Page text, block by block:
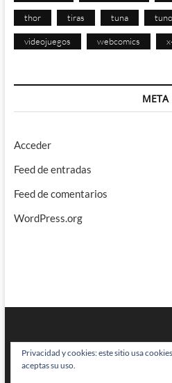
thor tiras tuna
videojuegos webcomics
META
Acceder
Feed de entradas
Feed de comentarios
WordPress.org
Privacidad y cookies: este sitio usa
aceptas su uso.